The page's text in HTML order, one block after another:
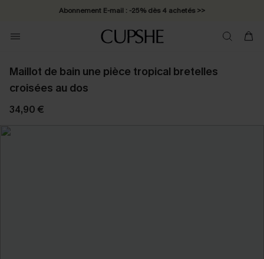
Abonnement E-mail : -25% dès 4 achetés >>
Maillot de bain une pièce tropical bretelles
croisées au dos
34,90 €